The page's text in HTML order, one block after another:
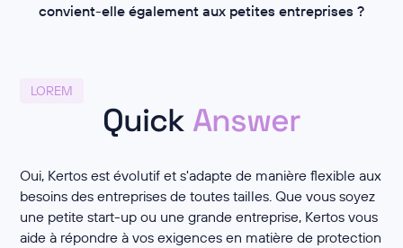
convient-elle également aux petites entreprises ?
LOREM
Quick Answer
Oui, Kertos est évolutif et s'adapte de manière flexible aux
besoins des entreprises de toutes tailles. Que vous soyez
une petite start-up ou une grande entreprise, Kertos vous
aide à répondre à vos exigences en matière de protection